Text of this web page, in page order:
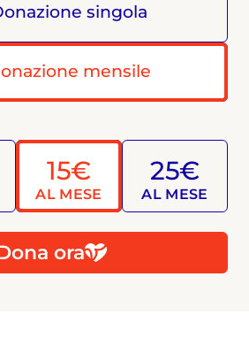
singola
mensile
15€
AL MESE
25€
AL MESE
ora